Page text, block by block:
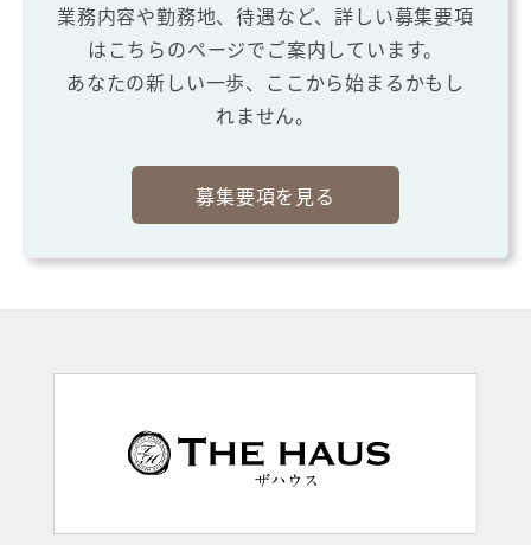
業務内容や勤務地、待遇など、詳しい募集要項
はこちらのページでご案内しています。
あなたの新しい一歩、ここから始まるかもし
れません。
募集要項を見る